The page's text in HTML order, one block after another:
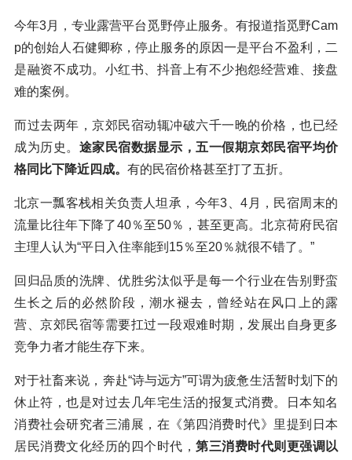
今年3月，专业露营平台觅野停止服务。有报道指觅野Cam
p的创始人石健卿称，停止服务的原因一是平台不盈利，二
是融资不成功。小红书、抖音上有不少抱怨经营难、接盘
难的案例。
而过去两年，京郊民宿动辄冲破六千一晚的价格，也已经
成为历史。 途家民宿数据显示，五一假期京郊民宿平均价
格同比下降近四成。 有的民宿价格甚至打了五折。
北京一瓢客栈相关负责人坦承，今年3、4月，民宿周末的
流量比往年下降了40％至50％，甚至更高。北京荷府民宿
主理人认为“平日入住率能到15％至20％就很不错了。”
回归品质的洗牌、优胜劣汰似乎是每一个行业在告别野蛮
生长之后的必然阶段，潮水褪去，曾经站在风口上的露
营、京郊民宿等需要扛过一段艰难时期，发展出自身更多
竞争力者才能生存下来。
对于社畜来说，奔赴“诗与远方”可谓为疲惫生活暂时划下的
休止符，也是对过去几年宅生活的报复式消费。日本知名
消费社会研究者三浦展，在《第四消费时代》里提到日本
居民消费文化经历的四个时代， 第三消费时代则更强调以